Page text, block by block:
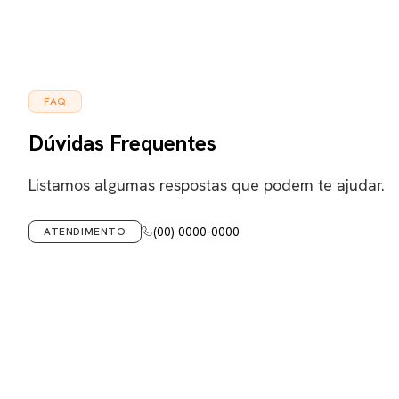
FAQ
Dúvidas Frequentes
Listamos algumas respostas que podem te ajudar.
ATENDIMENTO (00) 0000-0000